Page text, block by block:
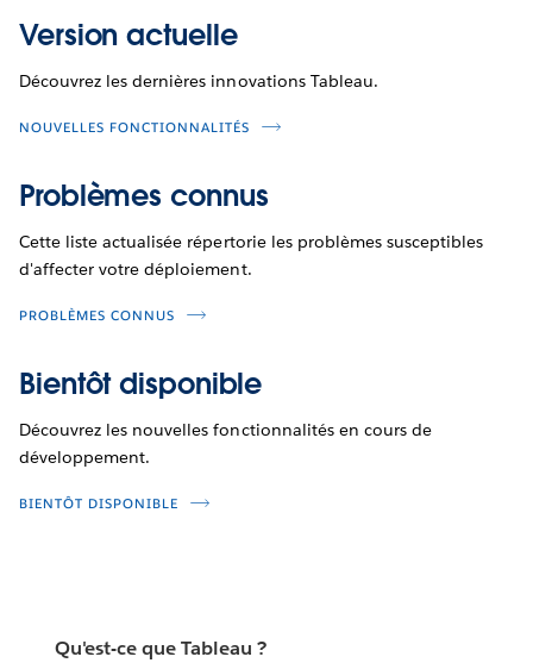
Version actuelle
Découvrez les dernières innovations Tableau.
NOUVELLES FONCTIONNALITÉS
Problèmes connus
Cette liste actualisée répertorie les problèmes susceptibles
d'affecter votre déploiement.
PROBLÈMES CONNUS
Bientôt disponible
Découvrez les nouvelles fonctionnalités en cours de
développement.
BIENTÔT DISPONIBLE
Qu'est-ce que Tableau ?